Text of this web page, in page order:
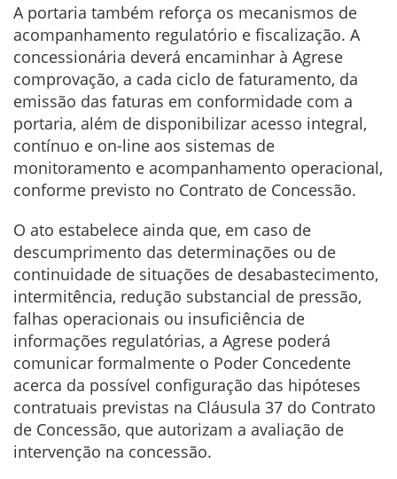
A portaria também reforça os mecanismos de
acompanhamento regulatório e fiscalização. A
concessionária deverá encaminhar à Agrese
comprovação, a cada ciclo de faturamento, da
emissão das faturas em conformidade com a
portaria, além de disponibilizar acesso integral,
contínuo e on-line aos sistemas de
monitoramento e acompanhamento operacional,
conforme previsto no Contrato de Concessão.
O ato estabelece ainda que, em caso de
descumprimento das determinações ou de
continuidade de situações de desabastecimento,
intermitência, redução substancial de pressão,
falhas operacionais ou insuficiência de
informações regulatórias, a Agrese poderá
comunicar formalmente o Poder Concedente
acerca da possível configuração das hipóteses
contratuais previstas na Cláusula 37 do Contrato
de Concessão, que autorizam a avaliação de
intervenção na concessão.